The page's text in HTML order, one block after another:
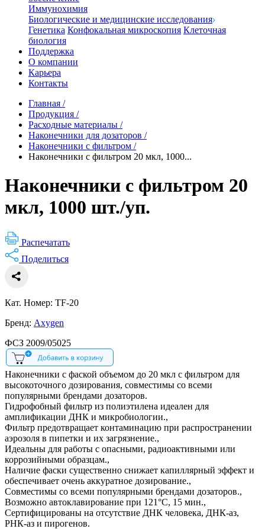
Иммунохимия
Биологические и медицинские исследования
Генетика Конфокальная микроскопия Клеточная
биология
Поддержка
О компании
Карьера
Контакты
Главная /
Продукция /
Расходные материалы /
Наконечники для дозаторов /
Наконечники с фильтром /
Наконечники с фильтром 20 мкл, 1000...
Наконечники с фильтром 20
мкл, 1000 шт./уп.
Распечатать
Поделиться
Кат. Номер: TF-20
Бренд: Axygen
ФСЗ 2009/05025
Наконечники с фаской объемом до 20 мкл с фильтром для
высокоточного дозирования, совместимы со всеми
популярными брендами дозаторов.
Гидрофобный фильтр из полиэтилена идеален для
амплификации ДНК и микробиологии.,
Фильтр предотвращает контаминацию при распространении
аэрозоля в пипетки и их загрязнение.,
Идеальны для работы с опасными, радиоактивными или
коррозийными образцам.,
Наличие фаски существенно снижает капиллярный эффект и
обеспечивает очень аккуратное дозирование.,
Совместимы со всеми популярными брендами дозаторов.,
Возможно автоклавирование при 121°С, 15 мин.,
Сертифицированы на отсутствие ДНК человека, ДНК-аз,
РНК-аз и пирогенов.